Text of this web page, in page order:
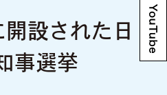
設された日
事選挙